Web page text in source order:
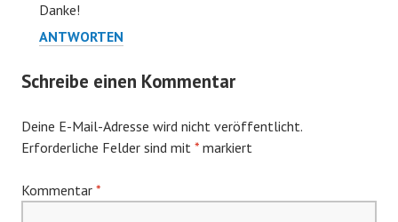
Danke!
ANTWORTEN
Schreibe einen Kommentar
Deine E-Mail-Adresse wird nicht veröffentlicht.
Erforderliche Felder sind mit * markiert
Kommentar *